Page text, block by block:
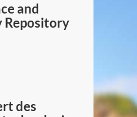
Canada
and
Repository
des